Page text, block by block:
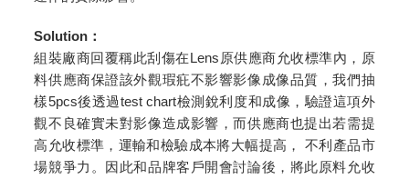
Solution ：
組裝廠商回覆稱此刮傷在Lens原供應商允收標準內，原
料供應商保證該外觀瑕疪不影響影像成像品質，我們抽
樣5pcs後透過test chart檢測銳利度和成像，驗證這項外
觀不良確實未對影像造成影響，而供應商也提出若需提
高允收標準，運輸和檢驗成本將大幅提高， 不利產品市
場競爭力。因此和品牌客戶開會討論後，將此原料允收